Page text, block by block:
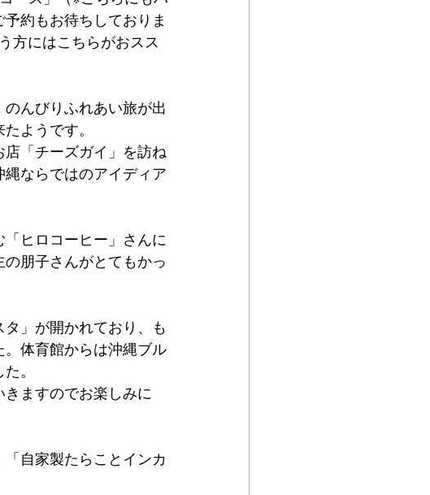
約もお待ちしておりま
方にはこちらがおスス
んびりふれあい旅が出
ようです。
「チーズガイ」を訪ね
ならではのアイディア
ヒロコーヒー」さんに
朋子さんがとてもかっ
」が開かれており、も
体育館からは沖縄ブル
。
ますのでお楽しみに
自家製たらことインカ